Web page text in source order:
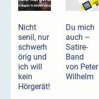
Nicht
senil, nur
schwerh
örig und
ich will
kein
Hörgerät!
Du mich
auch –
Satire-
Band
von Peter
Wilhelm